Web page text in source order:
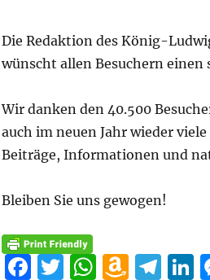
Die Redaktion des König-
wünscht allen Besuchern einen
Wir danken den 40.500
auch im neuen Jahr wieder
Beiträge, Informationen und
Bleiben Sie uns gewogen!
F T W A T